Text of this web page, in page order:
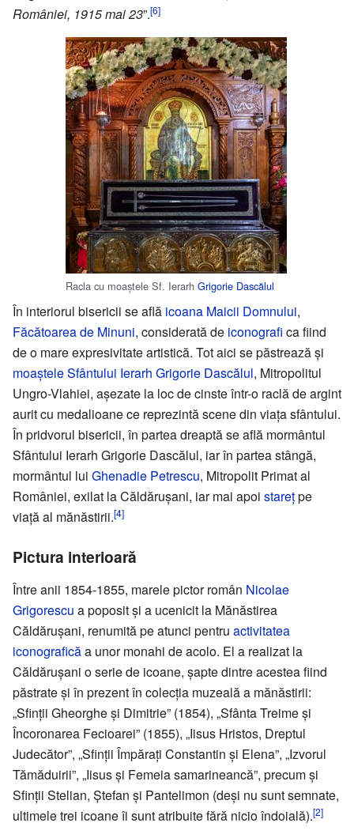
României, 1915 mai 23”.[6]
Racla cu moaștele Sf. Ierarh Grigorie Dascălul
În interiorul bisericii se află icoana Maicii Domnului,
Făcătoarea de Minuni, considerată de iconografi ca fiind
de o mare expresivitate artistică. Tot aici se păstrează și
moașteleSfântului Ierarh Grigorie Dascălul, Mitropolitul
Ungro-Vlahiei, așezate la loc de cinste într-o raclă de argint
aurit cu medalioane ce reprezintă scene din viața sfântului.
În pridvorul bisericii, în partea dreaptă se află mormântul
Sfântului Ierarh Grigorie Dascălul, iar în partea stângă,
mormântul lui Ghenadie Petrescu, Mitropolit Primat al
României, exilat la Căldărușani, iar mai apoi starețpe
viață al mănăstirii.[4]
Pictura interioară
Între anii 1854-1855, marele pictor român Nicolae
Grigorescu a poposit și a ucenicit la Mănăstirea
Căldărușani, renumită pe atunci pentru activitatea
iconograficăa unor monahi de acolo. El a realizat la
Căldărușani o serie de icoane, șapte dintre acestea fiind
păstrate și în prezent în colecția muzeală a mănăstirii:
„Sfinții Gheorghe și Dimitrie” (1854), „Sfânta Treime și
Încoronarea Fecioarei” (1855), „Iisus Hristos, Dreptul
Judecător”, „Sfinții Împărați Constantin și Elena”, „Izvorul
Tămăduirii”, „Iisus și Femeia samarineancă”, precum și
Sfinții Stelian, Ștefan și Pantelimon (deși nu sunt semnate,
ultimele trei icoane îi sunt atribuite fără nicio îndoială).[2]